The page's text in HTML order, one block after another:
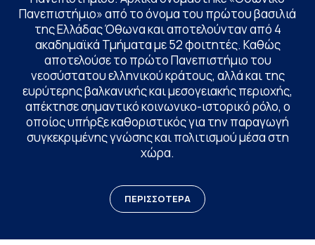
Πανεπιστήμιο» από το όνομα του πρώτου βασιλιά
της Ελλάδας Όθωνα και αποτελούνταν από 4
ακαδημαϊκά Τμήματα με 52 φοιτητές. Καθώς
αποτελούσε το πρώτο Πανεπιστήμιο του
νεοσύστατου ελληνικού κράτους, αλλά και της
ευρύτερης βαλκανικής και μεσογειακής περιοχής,
απέκτησε σημαντικό κοινωνικο-ιστορικό ρόλο, ο
οποίος υπήρξε καθοριστικός για την παραγωγή
συγκεκριμένης γνώσης και πολιτισμού μέσα στη
χώρα.
ΠΕΡΙΣΣΟΤΕΡΑ